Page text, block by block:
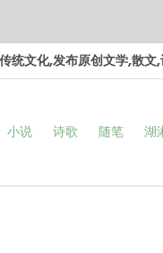
统文化,发布原创文学,散
小说 诗歌 随笔 湖